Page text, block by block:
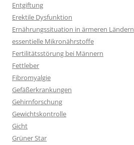
Entgiftung
Erektile Dysfunktion
Ernährungssituation in ärmeren Ländern
essentielle Mikronährstoffe
Fertilitätsstörung bei Männern
Fettleber
Fibromyalgie
Gefäßerkrankungen
Gehirnforschung
Gewichtskontrolle
Gicht
Grüner Star